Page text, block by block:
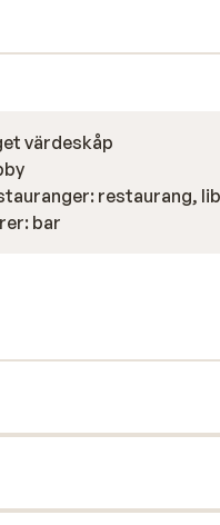
värdeskåp
restaurang,
bar